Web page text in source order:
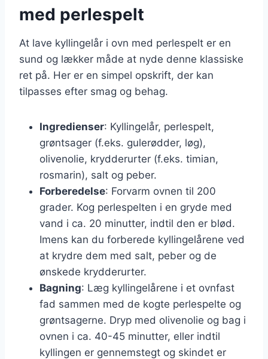
med perlespelt
At lave kyllingelår i ovn med perlespelt er en
sund og lækker måde at nyde denne klassiske
ret på. Her er en simpel opskrift, der kan
tilpasses efter smag og behag.
Ingredienser: Kyllingelår, perlespelt,
grøntsager (f.eks. gulerødder, løg),
olivenolie, krydderurter (f.eks. timian,
rosmarin), salt og peber.
Forberedelse: Forvarm ovnen til 200
grader. Kog perlespelten i en gryde med
vand i ca. 20 minutter, indtil den er blød.
Imens kan du forberede kyllingelårene ved
at krydre dem med salt, peber og de
ønskede krydderurter.
Bagning: Læg kyllingelårene i et ovnfast
fad sammen med de kogte perlespelte og
grøntsagerne. Dryp med olivenolie og bag i
ovnen i ca. 40-45 minutter, eller indtil
kyllingen er gennemstegt og skindet er